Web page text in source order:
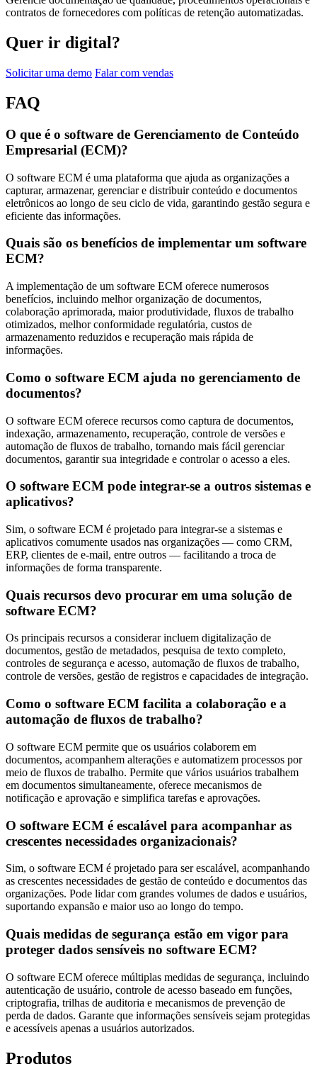
contratos de fornecedores com políticas de retenção automatizadas.
Quer ir digital?
Solicitar uma demo Falar com vendas
FAQ
O que é o software de Gerenciamento de Conteúdo
Empresarial (ECM)?
O software ECM é uma plataforma que ajuda as organizações a
capturar, armazenar, gerenciar e distribuir conteúdo e documentos
eletrônicos ao longo de seu ciclo de vida, garantindo gestão segura e
eficiente das informações.
Quais são os benefícios de implementar um software
ECM?
A implementação de um software ECM oferece numerosos
benefícios, incluindo melhor organização de documentos,
colaboração aprimorada, maior produtividade, fluxos de trabalho
otimizados, melhor conformidade regulatória, custos de
armazenamento reduzidos e recuperação mais rápida de
informações.
Como o software ECM ajuda no gerenciamento de
documentos?
O software ECM oferece recursos como captura de documentos,
indexação, armazenamento, recuperação, controle de versões e
automação de fluxos de trabalho, tornando mais fácil gerenciar
documentos, garantir sua integridade e controlar o acesso a eles.
O software ECM pode integrar-se a outros sistemas e
aplicativos?
Sim, o software ECM é projetado para integrar-se a sistemas e
aplicativos comumente usados nas organizações — como CRM,
ERP, clientes de e-mail, entre outros — facilitando a troca de
informações de forma transparente.
Quais recursos devo procurar em uma solução de
software ECM?
Os principais recursos a considerar incluem digitalização de
documentos, gestão de metadados, pesquisa de texto completo,
controles de segurança e acesso, automação de fluxos de trabalho,
controle de versões, gestão de registros e capacidades de integração.
Como o software ECM facilita a colaboração e a
automação de fluxos de trabalho?
O software ECM permite que os usuários colaborem em
documentos, acompanhem alterações e automatizem processos por
meio de fluxos de trabalho. Permite que vários usuários trabalhem
em documentos simultaneamente, oferece mecanismos de
notificação e aprovação e simplifica tarefas e aprovações.
O software ECM é escalável para acompanhar as
crescentes necessidades organizacionais?
Sim, o software ECM é projetado para ser escalável, acompanhando
as crescentes necessidades de gestão de conteúdo e documentos das
organizações. Pode lidar com grandes volumes de dados e usuários,
suportando expansão e maior uso ao longo do tempo.
Quais medidas de segurança estão em vigor para
proteger dados sensíveis no software ECM?
O software ECM oferece múltiplas medidas de segurança, incluindo
autenticação de usuário, controle de acesso baseado em funções,
criptografia, trilhas de auditoria e mecanismos de prevenção de
perda de dados. Garante que informações sensíveis sejam protegidas
e acessíveis apenas a usuários autorizados.
Produtos